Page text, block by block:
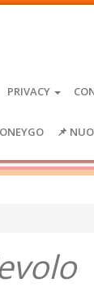
PRIVACY
📌